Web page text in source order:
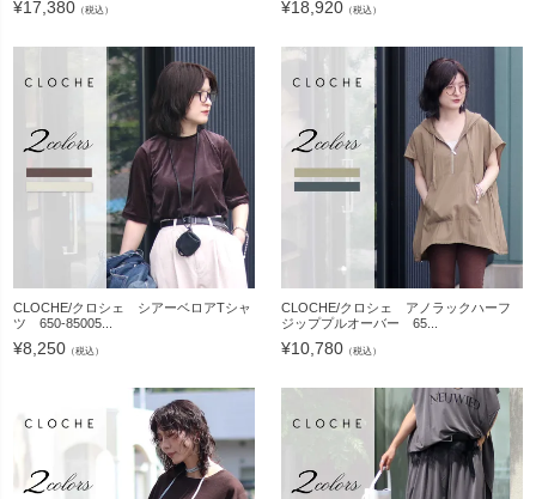
¥17,380 （税込） ¥18,920 （税込）
CLOCHE/クロシェ シアーベロアTシャ
ツ 650-85005...
¥8,250 （税込）
CLOCHE/クロシェ アノラックハーフ
ジッププルオーバー 65...
¥10,780 （税込）